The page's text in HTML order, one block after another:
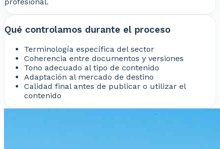
profesional.
Qué controlamos durante el proceso
Terminología específica del sector
Coherencia entre documentos y versiones
Tono adecuado al tipo de contenido
Adaptación al mercado de destino
Calidad final antes de publicar o utilizar el
contenido